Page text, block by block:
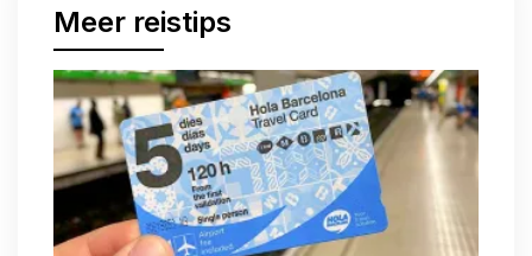
Meer reistips